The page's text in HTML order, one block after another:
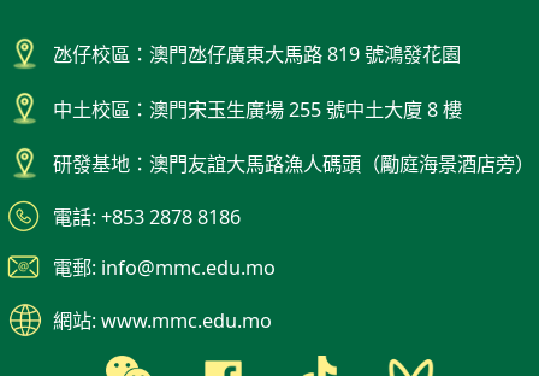
氹仔校區：澳門氹仔廣東大馬路 819 號鴻發花園
中土校區：澳門宋玉生廣場 255 號中土大廈 8 樓
研發基地：澳門友誼大馬路漁人碼頭（勵庭海景酒店旁）
電話: +853 2878 8186
電郵: info@mmc.edu.mo
網站: www.mmc.edu.mo